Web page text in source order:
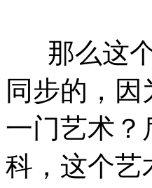
那么这
同步的，
一门艺术？
科，这个艺